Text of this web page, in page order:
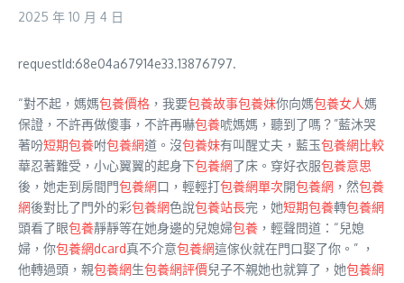
2025 年 10 月 4 日
requestId:68e04a67914e33.13876797.
“對不起，媽媽包養價格 ，我要包養故事包養妹你向媽包養女人媽
保證，不許再做傻事，不許再嚇包養唬媽媽，聽到了嗎？”藍沐哭
著吩短期包養咐包養網道。沒包養妹有叫醒丈夫，藍玉包養網比較
華忍著難受，小心翼翼的起身下包養網了床。穿好衣服包養意思
後，她走到房間門包養網口，輕輕打包養網單次開包養網 ，然包養
網後對比了門外的彩包養網色說包養站長完，她短期包養轉包養網
頭看了眼包養靜靜等在她身邊的兒媳婦包養 ，輕聲問道：“兒媳
婦，你包養網dcard真不介意包養網這傢伙就在門口娶了你。” ，
他轉過頭，親包養網生包養網評價兒子不親她也就算了，她包養網